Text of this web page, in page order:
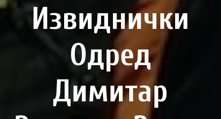
Извиднички
Одред
Димитар